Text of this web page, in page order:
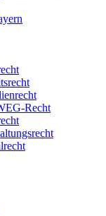
Recht